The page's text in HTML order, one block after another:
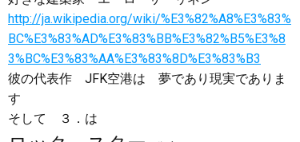
http://ja.wikipedia.org/wiki/%E3%82%A8%E3%83%
BC%E3%83%AD%E3%83%BB%E3%82%B5%E3%8
3%BC%E3%83%AA%E3%83%8D%E3%83%B3
彼の代表作 JFK空港は 夢であり現実でありま
す
そして ３．は